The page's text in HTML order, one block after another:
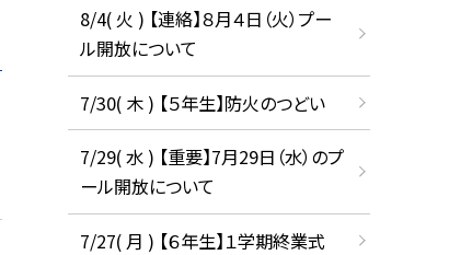
8/4( 火 ) 【連絡】８月４日（火）プー
ル開放について
7/30( 木 ) 【５年生】防火のつどい
7/29( 水 ) 【重要】7月29日（水）のプ
ール開放について
7/27( 月 ) 【６年生】１学期終業式